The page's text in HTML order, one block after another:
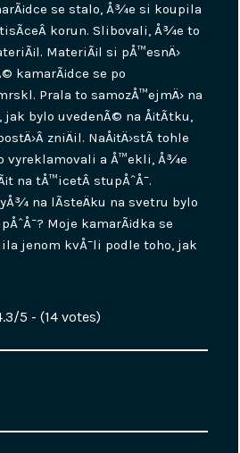
se stalo, Å¾e si koupila
korun. Slibovali, Å¾e to
MateriÃ¡l si pÅ™esnÄ›
kamarÃ¡dce se po
Prala to samozÅ™ejmÄ› na
jak bylo uvedenÃ© na Å¡tÃ­tku,
zniÄil. NaÅ¡tÄ›stÃ­ tohle
vyreklamovali a Å™ekli, Å¾e
na tÅ™icetÂ stupÅˆÅ¯.
na lÃ­steÄku na svetru bylo
Moje kamarÃ¡dka se
jenom kvÅ¯li podle toho, jak
5 - (14 votes)